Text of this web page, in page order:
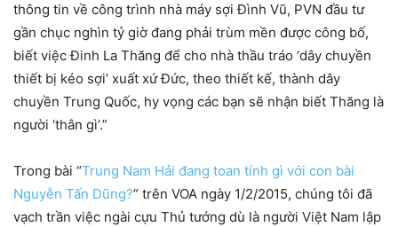
thông tin về công trình nhà máy sợi Đình Vũ, PVN đầu tư
gần chục nghìn tỷ giờ đang phải trùm mền được công bố,
biết việc Đinh La Thăng để cho nhà thầu tráo ‘dây chuyền
thiết bị kéo sợi’ xuất xứ Đức, theo thiết kế, thành dây
chuyền Trung Quốc, hy vọng các bạn sẽ nhận biết Thăng là
người ‘thân gì’.”
Trong bài “Trung Nam Hải đang toan tính gì với con bài
Nguyễn Tấn Dũng?” trên VOA ngày 1/2/2015, chúng tôi đã
vạch trần việc ngài cựu Thủ tướng dù là người Việt Nam lập